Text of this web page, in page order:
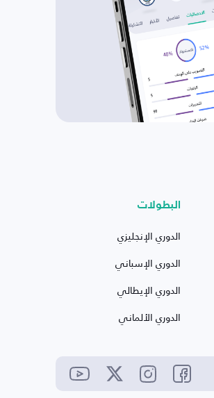
البطولات
الدوري الإنجليزي
الدوري الإسباني
الدوري الإيطالي
الدوري الألماني